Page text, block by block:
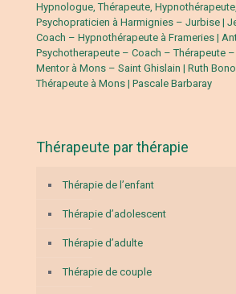
Hypnologue, Thérapeute,
Psychopraticien à Harmignies – Jurbise |
Coach – Hypnothérapeute à Frameries |
Psychotherapeute – Coach – Thérapeute
Mentor à Mons – Saint Ghislain | Ruth Bono
Thérapeute à Mons | Pascale Barbaray
Thérapeute par thérapie
Thérapie de l’enfant
Thérapie d’adolescent
Thérapie d’adulte
Thérapie de couple